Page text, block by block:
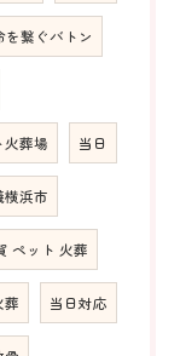
を繋ぐバトン
火葬場 当日
横浜市
ペット 火葬
葬 当日対応